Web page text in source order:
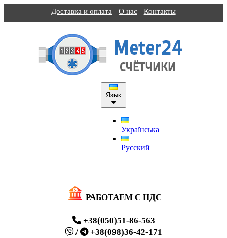
Доставка и оплата О нас Контакты
Язык
Українська
Русский
РАБОТАЕМ С НДС
+38(050)51-86-563
/
+38(098)36-42-171